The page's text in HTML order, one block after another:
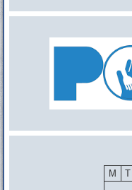
M
T